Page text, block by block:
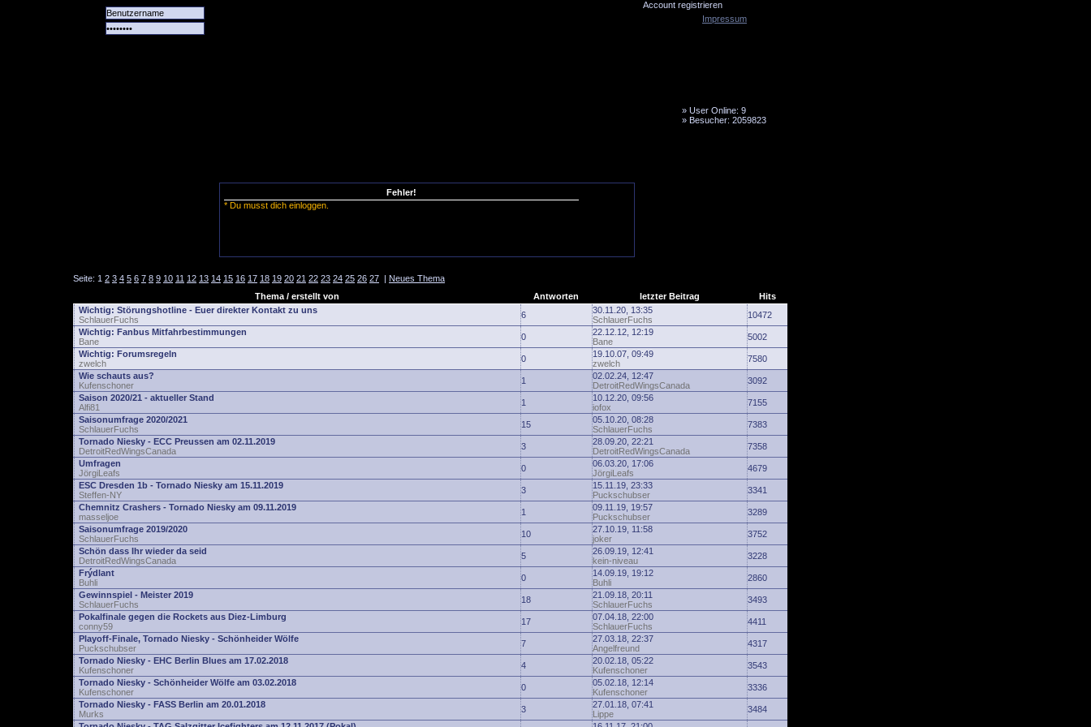
Account registrieren
» User Online: 9
» Besucher: 2059823
Fehler!
* Du musst dich einloggen.
Seite: 1 2 3 4 5 6 7 8 9 10 11 12 13 14 15 16 17 18 19 20 21 22 23 24 25 26 27 | Neues Thema
Thema / erstellt von
Antworten letzter Beitrag
Hits
Wichtig: Störungshotline - Euer direkter Kontakt zu uns
SchlauerFuchs
6
30.11.20, 13:35
SchlauerFuchs
10472
Wichtig: Fanbus Mitfahrbestimmungen
Bane
0
22.12.12, 12:19
Bane
5002
Wichtig: Forumsregeln
zwelch
0
19.10.07, 09:49
zwelch
7580
Wie schauts aus?
Kufenschoner
1
02.02.24, 12:47
DetroitRedWingsCanada
3092
Saison 2020/21 - aktueller Stand
Alfi81
1
10.12.20, 09:56
iofox
7155
Saisonumfrage 2020/2021
SchlauerFuchs
15
05.10.20, 08:28
SchlauerFuchs
7383
Tornado Niesky - ECC Preussen am 02.11.2019
DetroitRedWingsCanada
3
28.09.20, 22:21
DetroitRedWingsCanada
7358
Umfragen
JörgiLeafs
0
06.03.20, 17:06
JörgiLeafs
4679
ESC Dresden 1b - Tornado Niesky am 15.11.2019
Steffen-NY
3
15.11.19, 23:33
Puckschubser
3341
Chemnitz Crashers - Tornado Niesky am 09.11.2019
masseljoe
1
09.11.19, 19:57
Puckschubser
3289
Saisonumfrage 2019/2020
SchlauerFuchs
10
27.10.19, 11:58
joker
3752
Schön dass Ihr wieder da seid
DetroitRedWingsCanada
5
26.09.19, 12:41
kein-niveau
3228
Frýdlant
Buhli
0
14.09.19, 19:12
Buhli
2860
Gewinnspiel - Meister 2019
SchlauerFuchs
18
21.09.18, 20:11
SchlauerFuchs
3493
Pokalfinale gegen die Rockets aus Diez-Limburg
conny59
17
07.04.18, 22:00
SchlauerFuchs
4411
Playoff-Finale, Tornado Niesky - Schönheider Wölfe
Puckschubser
7
27.03.18, 22:37
Angelfreund
4317
Tornado Niesky - EHC Berlin Blues am 17.02.2018
Kufenschoner
4
20.02.18, 05:22
Kufenschoner
3543
Tornado Niesky - Schönheider Wölfe am 03.02.2018
Kufenschoner
0
05.02.18, 12:14
Kufenschoner
3336
Tornado Niesky - FASS Berlin am 20.01.2018
Murks
3
27.01.18, 07:41
Lippe
3484
Impressum